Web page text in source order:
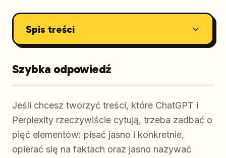
Spis treści
Szybka odpowiedź
Jeśli chcesz tworzyć treści, które ChatGPT i
Perplexity rzeczywiście cytują, trzeba zadbać o
pięć elementów: pisać jasno i konkretnie,
opierać się na faktach oraz jasno nazywać